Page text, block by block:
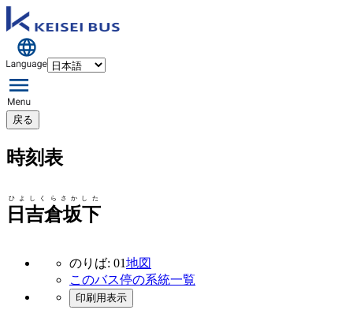
戻る
時刻表
日吉倉坂下
ひよしくらさかした
のりば: 01地図
このバス停の系統一覧
印刷用表示